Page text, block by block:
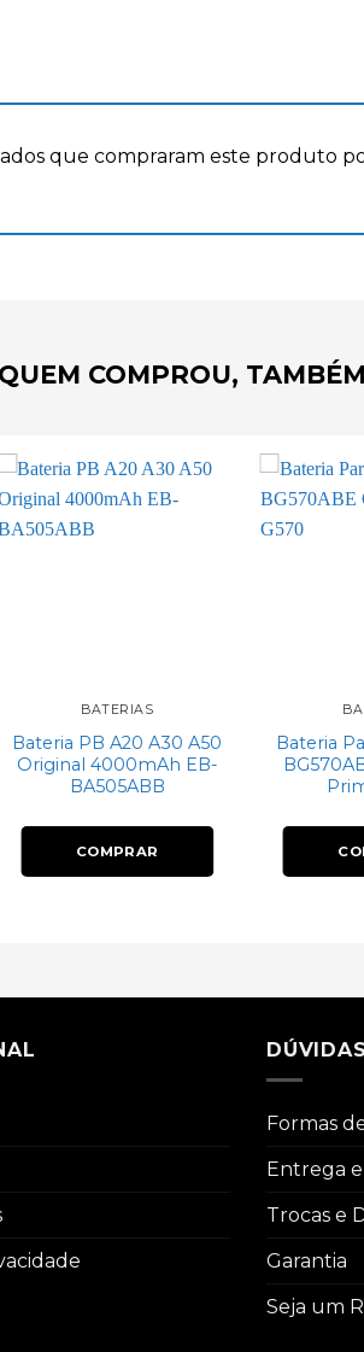
que compraram este produto
QUEM COMPROU,
BATERIAS
Bateria PB A20 A30 A50
Original 4000mAh EB-
BA505ABB
COMPRAR
Bateria
Formas
Entrega
Trocas e
Garantia
Seja um